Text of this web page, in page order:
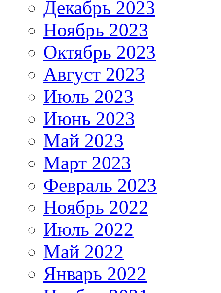
Декабрь 2023
Ноябрь 2023
Октябрь 2023
Август 2023
Июль 2023
Июнь 2023
Май 2023
Март 2023
Февраль 2023
Ноябрь 2022
Июль 2022
Май 2022
Январь 2022